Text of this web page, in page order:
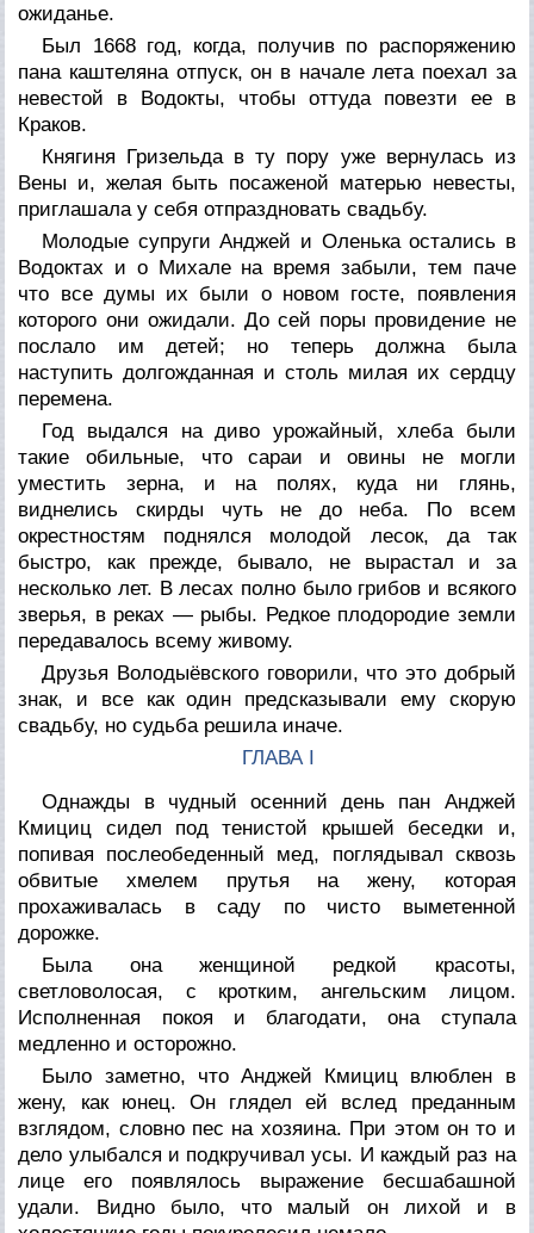
ожиданье.
Был 1668 год, когда, получив по распоряжению
пана каштеляна отпуск, он в начале лета поехал за
невестой в Водокты, чтобы оттуда повезти ее в
Краков.
Княгиня Гризельда в ту пору уже вернулась из
Вены и, желая быть посаженой матерью невесты,
приглашала у себя отпраздновать свадьбу.
Молодые супруги Анджей и Оленька остались в
Водоктах и о Михале на время забыли, тем паче
что все думы их были о новом госте, появления
которого они ожидали. До сей поры провидение не
послало им детей; но теперь должна была
наступить долгожданная и столь милая их сердцу
перемена.
Год выдался на диво урожайный, хлеба были
такие обильные, что сараи и овины не могли
уместить зерна, и на полях, куда ни глянь,
виднелись скирды чуть не до неба. По всем
окрестностям поднялся молодой лесок, да так
быстро, как прежде, бывало, не вырастал и за
несколько лет. В лесах полно было грибов и всякого
зверья, в реках — рыбы. Редкое плодородие земли
передавалось всему живому.
Друзья Володыёвского говорили, что это добрый
знак, и все как один предсказывали ему скорую
свадьбу, но судьба решила иначе.
ГЛАВА I
Однажды в чудный осенний день пан Анджей
Кмициц сидел под тенистой крышей беседки и,
попивая послеобеденный мед, поглядывал сквозь
обвитые хмелем прутья на жену, которая
прохаживалась в саду по чисто выметенной
дорожке.
Была она женщиной редкой красоты,
светловолосая, с кротким, ангельским лицом.
Исполненная покоя и благодати, она ступала
медленно и осторожно.
Было заметно, что Анджей Кмициц влюблен в
жену, как юнец. Он глядел ей вслед преданным
взглядом, словно пес на хозяина. При этом он то и
дело улыбался и подкручивал усы. И каждый раз на
лице его появлялось выражение бесшабашной
удали. Видно было, что малый он лихой и в